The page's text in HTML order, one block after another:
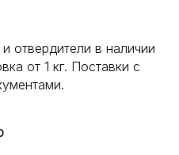
и отвердители в наличии
от 1 кг. Поставки с